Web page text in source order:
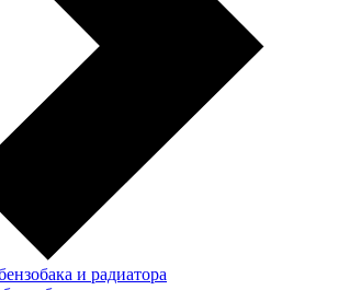
и радиатора